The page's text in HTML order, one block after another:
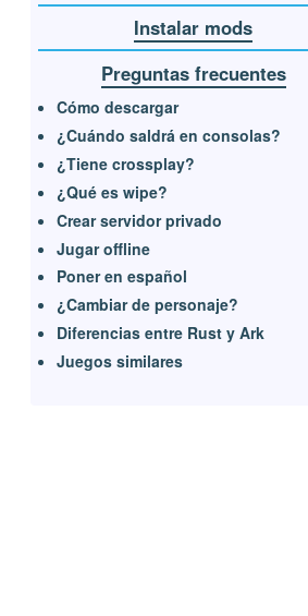
Instalar mods
Preguntas frecuentes
Cómo descargar
¿Cuándo saldrá en consolas?
¿Tiene crossplay?
¿Qué es wipe?
Crear servidor privado
Jugar offline
Poner en español
¿Cambiar de personaje?
Diferencias entre Rust y Ark
Juegos similares